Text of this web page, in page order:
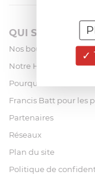
QUI SOMMES-
Nos boutiques
Notre Histoire
Pourquoi acheter
Francis Batt pour les
Partenaires
Réseaux
Plan du site
Politique de